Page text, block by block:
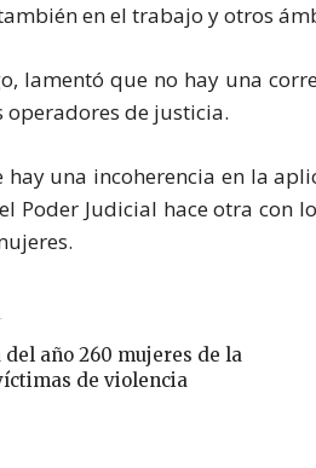
en el trabajo y otros
lamentó que no hay una
operadores de justicia.
hay una incoherencia en la
Poder Judicial hace otra con
del año 260 mujeres de la
de violencia